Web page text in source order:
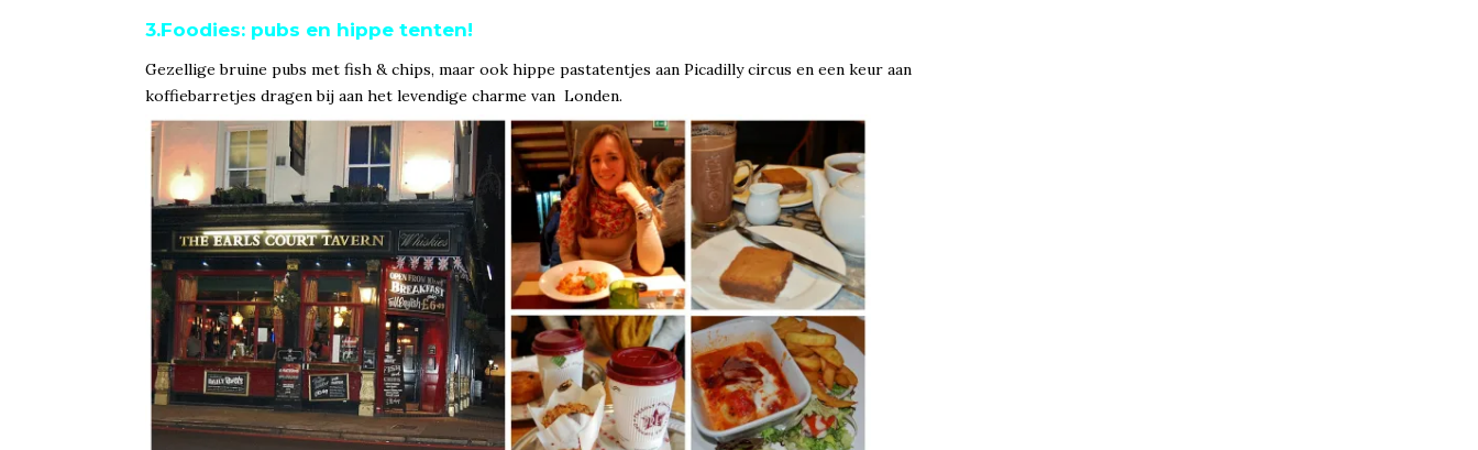
3.Foodies: pubs en hippe tenten!
Gezellige bruine pubs met fish & chips, maar ook hippe pastatentjes aan Picadilly circus en een keur aan
koffiebarretjes dragen bij aan het levendige charme van Londen.